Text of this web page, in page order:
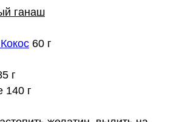
ганаш
60 г
г
140 г